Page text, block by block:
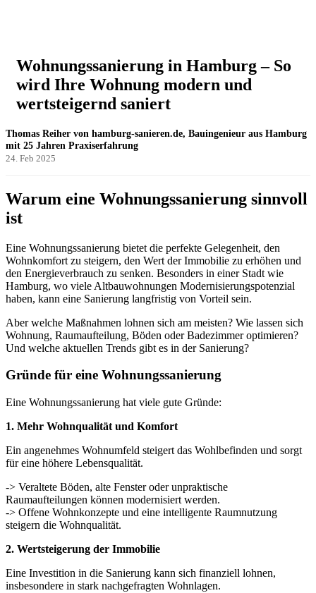
Wohnungssanierung in Hamburg – So
wird Ihre Wohnung modern und
wertsteigernd saniert
Thomas Reiher von hamburg-sanieren.de, Bauingenieur aus Hamburg
mit 25 Jahren Praxiserfahrung
24. Feb 2025
Warum eine Wohnungssanierung sinnvoll
ist
Eine Wohnungssanierung bietet die perfekte Gelegenheit, den
Wohnkomfort zu steigern, den Wert der Immobilie zu erhöhen und
den Energieverbrauch zu senken. Besonders in einer Stadt wie
Hamburg, wo viele Altbauwohnungen Modernisierungspotenzial
haben, kann eine Sanierung langfristig von Vorteil sein.
Aber welche Maßnahmen lohnen sich am meisten? Wie lassen sich
Wohnung, Raumaufteilung, Böden oder Badezimmer optimieren?
Und welche aktuellen Trends gibt es in der Sanierung?
Gründe für eine Wohnungssanierung
Eine Wohnungssanierung hat viele gute Gründe:
1. Mehr Wohnqualität und Komfort
Ein angenehmes Wohnumfeld steigert das Wohlbefinden und sorgt
für eine höhere Lebensqualität.
-> Veraltete Böden, alte Fenster oder unpraktische
Raumaufteilungen können modernisiert werden.
-> Offene Wohnkonzepte und eine intelligente Raumnutzung
steigern die Wohnqualität.
2. Wertsteigerung der Immobilie
Eine Investition in die Sanierung kann sich finanziell lohnen,
insbesondere in stark nachgefragten Wohnlagen.